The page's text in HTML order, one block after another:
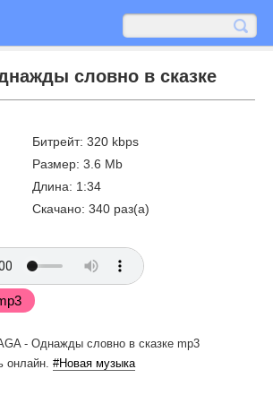
словно в сказке
Битрейт: 320 kbps
Размер: 3.6 Mb
Длина: 1:34
Скачано: 340 раз(а)
- Однажды словно в сказке mp3
онлайн. #Новая музыка